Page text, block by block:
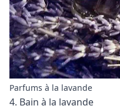
Parfums à la lavande
4. Bain à la lavande